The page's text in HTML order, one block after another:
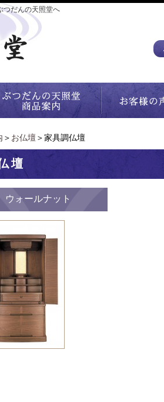
つだんの天照堂へ
＞ お仏壇 ＞家具調仏壇
壇
ォールナット